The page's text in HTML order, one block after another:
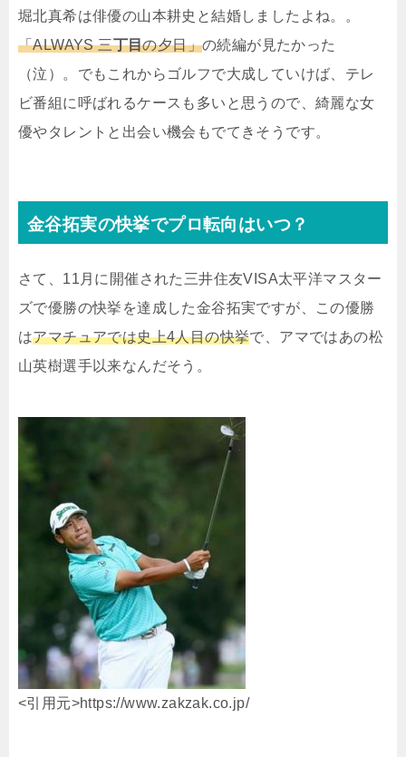
堀北真希は俳優の山本耕史と結婚しましたよね。。
「ALWAYS 三丁目の夕日」の続編が見たかった
（泣）。でもこれからゴルフで大成していけば、テレ
ビ番組に呼ばれるケースも多いと思うので、綺麗な女
優やタレントと出会い機会もでてきそうです。
金谷拓実の快挙でプロ転向はいつ？
さて、11月に開催された三井住友VISA太平洋マスター
ズで優勝の快挙を達成した金谷拓実ですが、この優勝
はアマチュアでは史上4人目の快挙で、アマではあの松
山英樹選手以来なんだそう。
<引用元>https://www.zakzak.co.jp/